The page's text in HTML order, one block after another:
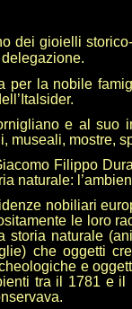
dei gioielli
per la nobile
e al suo
museali, mostre,
Filippo
naturale:
nobiliari
le loro
storia naturale
che oggetti
e
tra il 1781 e